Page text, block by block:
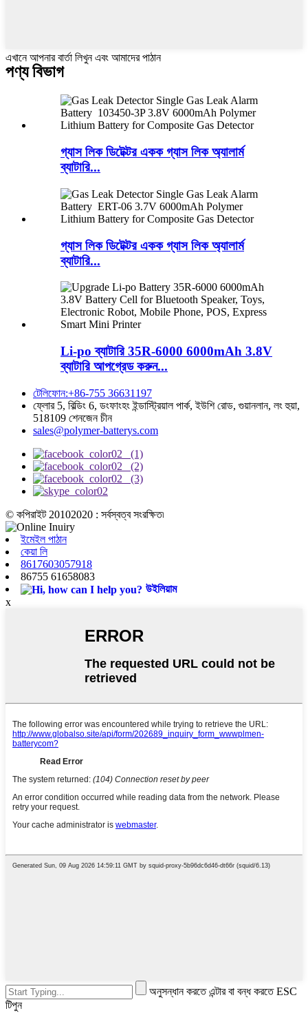
এখানে আপনার বার্তা লিখুন এবং আমাদের পাঠান
পণ্য বিভাগ
গ্যাস লিক ডিটেক্টর একক গ্যাস লিক অ্যালার্ম
ব্যাটারি...
গ্যাস লিক ডিটেক্টর একক গ্যাস লিক অ্যালার্ম
ব্যাটারি...
Li-po ব্যাটারি 35R-6000 6000mAh 3.8V
ব্যাটারি আপগ্রেড করুন...
টেলিফোন:+86-755 36631197
ফ্লোর 5, বিল্ডিং 6, ডংফাংহং ইন্ডাস্ট্রিয়াল পার্ক, ইউশি রোড, গুয়ানলান, লং হুয়া,
518109 শেনজেন চীন
sales@polymer-batterys.com
© কপিরাইট 20102020 : সর্বস্বত্ব সংরক্ষিত৷
ইমেইল পাঠান
কেয়া লি
8617603057918
86755 61658083
উইলিয়াম
x
অনুসন্ধান করতে এন্টার বা বন্ধ করতে ESC
টিপুন